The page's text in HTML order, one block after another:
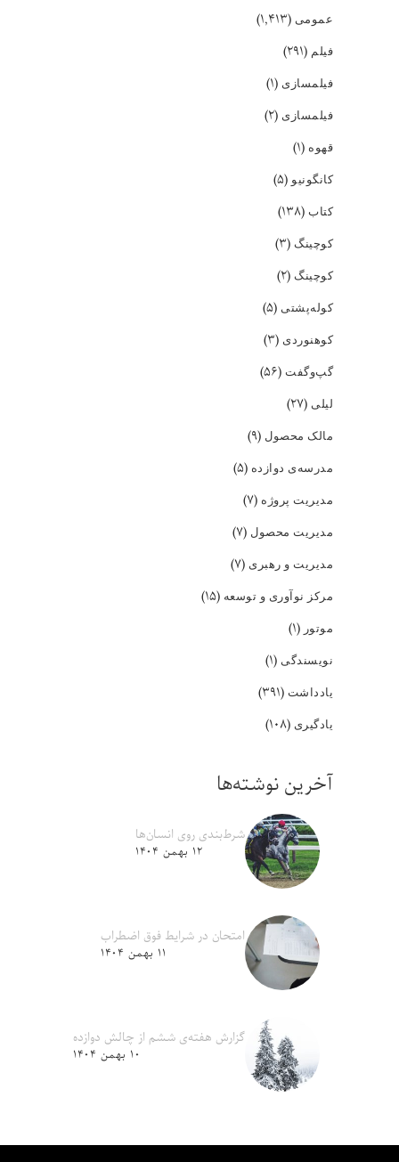
عمومی (۱,۴۱۳)
فیلم (۲۹۱)
فیلمسازی (۱)
فیلمسازی (۲)
قهوه (۱)
کانگونیو(۵)
کتاب (۱۳۸)
کوچینگ (۳)
کوچینگ (۲)
کوله‌پشتی (۵)
کوهنوردی (۳)
گپ‌و‌گفت (۵۶)
لیلی (۲۷)
مالک محصول (۹)
مدرسه‌ی دوازده (۵)
مدیریت پروژه (۷)
مدیریت محصول (۷)
مدیریت و رهبری (۷)
مرکز نوآوری و توسعه (۱۵)
موتور(۱)
نویسندگی (۱)
یادداشت (۳۹۱)
یادگیری (۱۰۸)
آخرین نوشته‌ها
شرط‌بندی روی انسان‌ها
۱۲ بهمن ۱۴۰۴
امتحان در شرایط فوق اضطراب
۱۱ بهمن ۱۴۰۴
گزارش هفته‌ی ششم از چالش دوازده
۱۰ بهمن ۱۴۰۴